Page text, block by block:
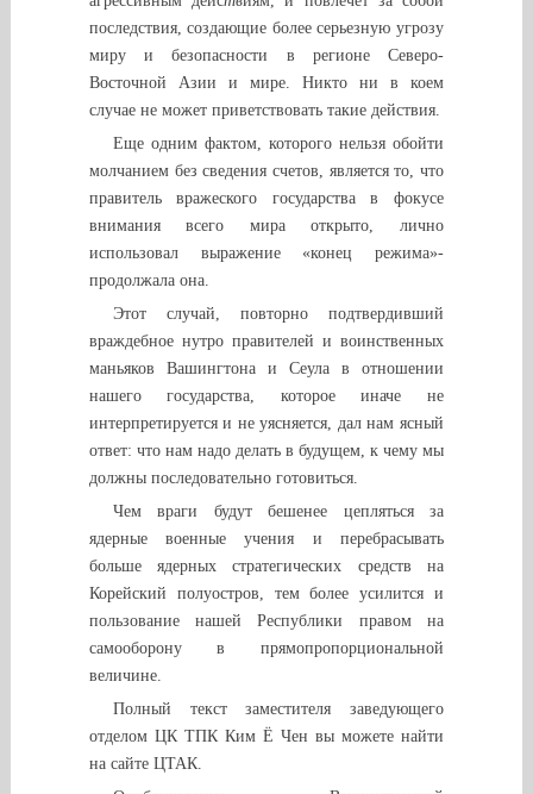
последствия, создающие более серьезную угрозу
миру и безопасности в регионе Северо-
Восточной Азии и мире. Никто ни в коем
случае не может приветствовать такие действия.
Еще одним фактом, которого нельзя обойти
молчанием без сведения счетов, является то, что
правитель вражеского государства в фокусе
внимания всего мира открыто, лично
использовал выражение «конец режима»-
продолжала она.
Этот случай, повторно подтвердивший
враждебное нутро правителей и воинственных
маньяков Вашингтона и Сеула в отношении
нашего государства, которое иначе не
интерпретируется и не уясняется, дал нам ясный
ответ: что нам надо делать в будущем, к чему мы
должны последовательно готовиться.
Чем враги будут бешенее цепляться за
ядерные военные учения и перебрасывать
больше ядерных стратегических средств на
Корейский полуостров, тем более усилится и
пользование нашей Республики правом на
самооборону в прямопропорциональной
величине.
Полный текст заместителя заведующего
отделом ЦК ТПК Ким Ё Чен вы можете найти
на сайте ЦТАК.